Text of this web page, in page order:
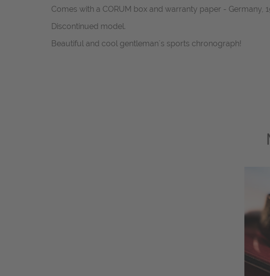
Comes with a CORUM box and warranty paper - Germany,
Discontinued model.
Beautiful and cool gentleman´s sports chronograph!